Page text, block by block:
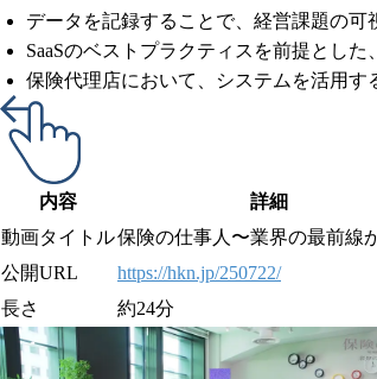
データを記録することで、経営課題の
SaaSのベストプラクティスを前提とし
保険代理店において、システムを活用す
内容
詳細
動画タイトル保険の仕事人〜業界の最前線
公開URL
https://hkn.jp/250722/
長さ
約24分